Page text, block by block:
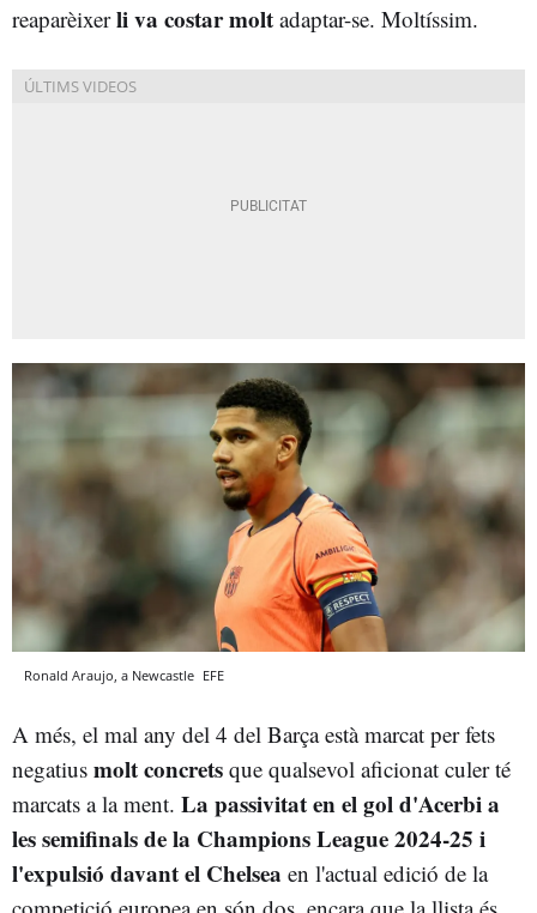
reaparèixerli va costar molt adaptar-se. Moltíssim.
Ronald Araujo, a Newcastle EFE
A més, el mal any del 4 del Barça està marcat per fets
negatius molt concrets que qualsevol aficionat culer té
marcats a la ment. La passivitat en el gol d'Acerbi a
les semifinals de la Champions League 2024-25 i
l'expulsió davant el Chelsea en l'actual edició de la